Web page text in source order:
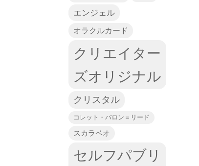
エンジェル
オラクルカード
クリエイター
ズオリジナル
クリスタル
コレット・バロン＝リード
スカラベオ
セルフパブリ